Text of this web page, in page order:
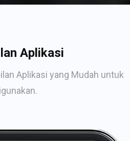
Aplikasi
Aplikasi yang Mudah untuk